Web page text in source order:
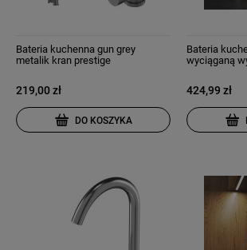
Bateria kuchenna gun grey
metalik kran prestige
219,00 zł
DO KOSZYKA
Bateria
wyciąganą
424,99 zł